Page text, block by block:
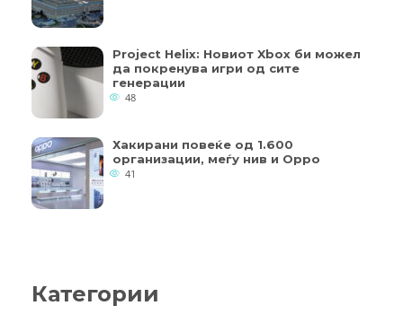
Project Helix: Новиот Xbox би можел
да покренува игри од сите
генерации
48
Хакирани повеќе од 1.600
организации, меѓу нив и Oppo
41
Категории